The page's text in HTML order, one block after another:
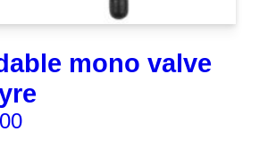
mono valve